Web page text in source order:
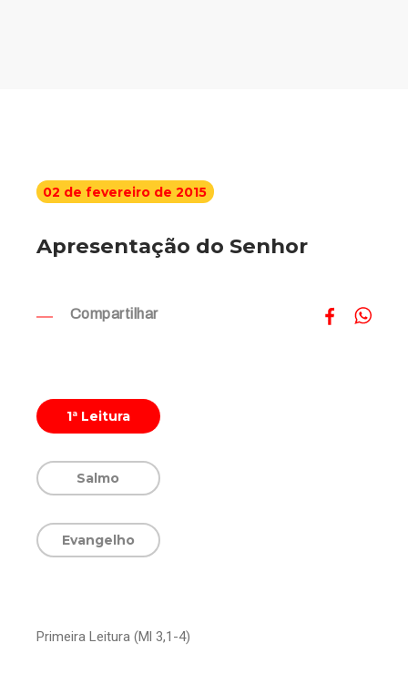
02 de fevereiro de 2015
Apresentação do Senhor
Compartilhar
1ª Leitura
Salmo
Evangelho
Primeira Leitura (Ml 3,1-4)